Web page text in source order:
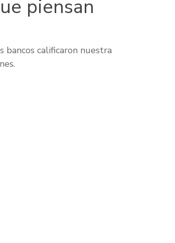
piensan
bancos calificaron nuestra